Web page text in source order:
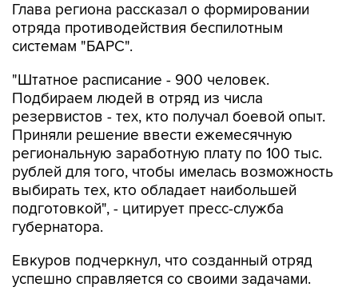
Глава региона рассказал о формировании
отряда противодействия беспилотным
системам "БАРС".
"Штатное расписание - 900 человек.
Подбираем людей в отряд из числа
резервистов - тех, кто получал боевой опыт.
Приняли решение ввести ежемесячную
региональную заработную плату по 100 тыс.
рублей для того, чтобы имелась возможность
выбирать тех, кто обладает наибольшей
подготовкой", - цитирует пресс-служба
губернатора.
Евкуров подчеркнул, что созданный отряд
успешно справляется со своими задачами.